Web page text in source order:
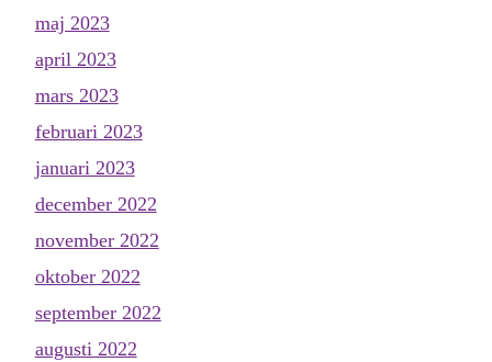
maj 2023
april 2023
mars 2023
februari 2023
januari 2023
december 2022
november 2022
oktober 2022
september 2022
augusti 2022